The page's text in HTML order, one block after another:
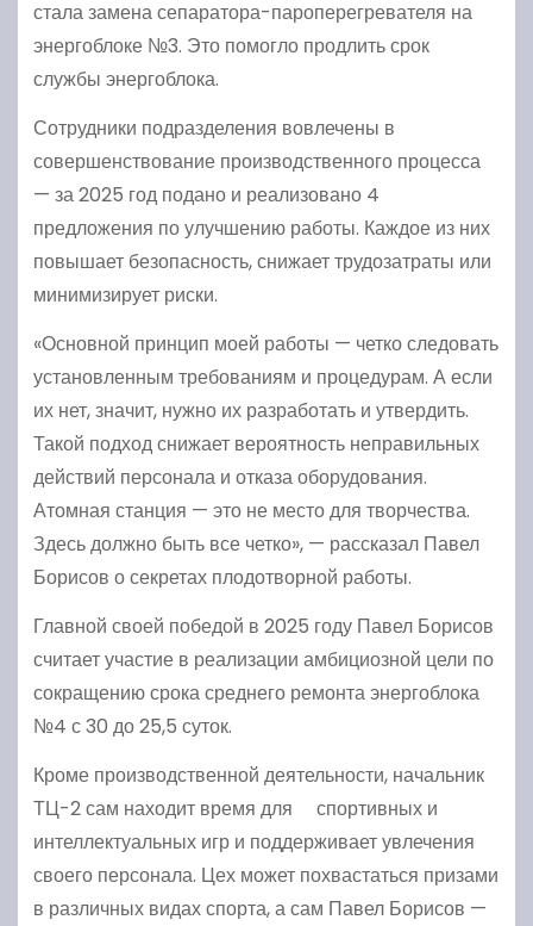
стала замена сепаратора-пароперегревателя на
энергоблоке №3. Это помогло продлить срок
службы энергоблока.
Сотрудники подразделения вовлечены в
совершенствование производственного процесса
— за 2025 год подано и реализовано 4
предложения по улучшению работы. Каждое из них
повышает безопасность, снижает трудозатраты или
минимизирует риски.
«Основной принцип моей работы — четко следовать
установленным требованиям и процедурам. А если
их нет, значит, нужно их разработать и утвердить.
Такой подход снижает вероятность неправильных
действий персонала и отказа оборудования.
Атомная станция — это не место для творчества.
Здесь должно быть все четко», — рассказал Павел
Борисов о секретах плодотворной работы.
Главной своей победой в 2025 году Павел Борисов
считает участие в реализации амбициозной цели по
сокращению срока среднего ремонта энергоблока
№4 с 30 до 25,5 суток.
Кроме производственной деятельности, начальник
ТЦ-2 сам находит время для спортивных и
интеллектуальных игр и поддерживает увлечения
своего персонала. Цех может похвастаться призами
в различных видах спорта, а сам Павел Борисов —